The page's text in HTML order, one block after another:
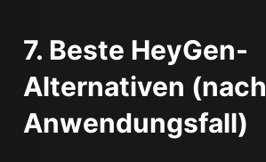
7. Beste HeyGen-
Alternativen (nach
Anwendungsfall)